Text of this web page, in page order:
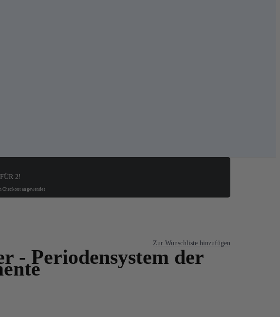
2!
Checkout angewendet!
Korb Zur Kasse
- Periodensystem der
Zur Wunschliste hinzufügen